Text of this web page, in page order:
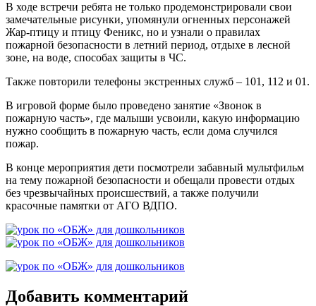
В ходе встречи ребята не только продемонстрировали свои
замечательные рисунки, упомянули огненных персонажей
Жар-птицу и птицу Феникс, но и узнали о правилах
пожарной безопасности в летний период, отдыхе в лесной
зоне, на воде, способах защиты в ЧС.
Также повторили телефоны экстренных служб – 101, 112 и 01.
В игровой форме было проведено занятие «Звонок в
пожарную часть», где малыши усвоили, какую информацию
нужно сообщить в пожарную часть, если дома случился
пожар.
В конце мероприятия дети посмотрели забавный мультфильм
на тему пожарной безопасности и обещали провести отдых
без чрезвычайных происшествий, а также получили
красочные памятки от АГО ВДПО.
Добавить комментарий